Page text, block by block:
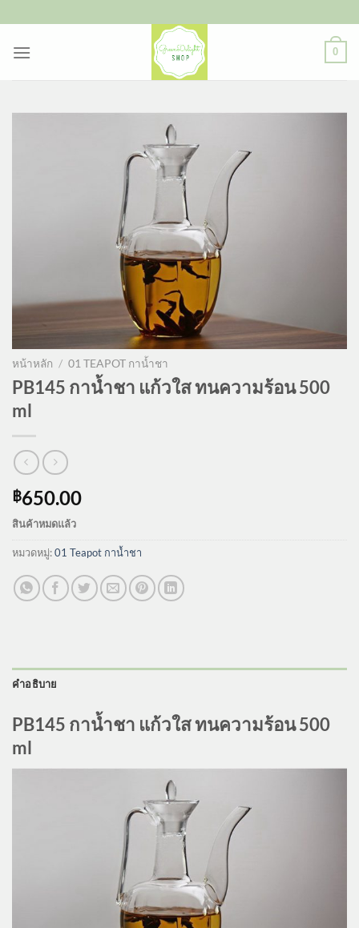
ไป
0
หน้าหลัก / 01 TEAPOT กาน้ำชา
PB145 กาน้ำชา แก้วใส ทนความร้อน 500
ml
฿650.00
สินค้าหมดแล้ว
หมวดหมู่:01 Teapot กาน้ำชา
คำอธิบาย
PB145 กาน้ำชา แก้วใส ทนความร้อน 500
ml